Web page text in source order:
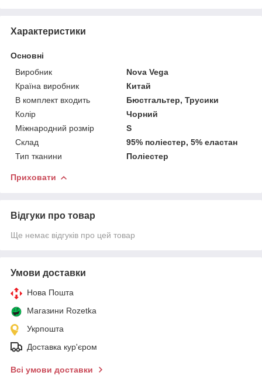
Характеристики
Основні
Виробник
Nova Vega
Країна виробник
Китай
В комплект входить
Бюстгальтер, Трусики
Колір
Чорний
Міжнародний розмір
S
Склад
95% поліестер, 5% еластан
Тип тканини
Поліестер
Приховати
Відгуки про товар
Ще немає відгуків про цей товар
Умови доставки
Нова Пошта
Магазини Rozetka
Укрпошта
Доставка кур'єром
Всі умови доставки